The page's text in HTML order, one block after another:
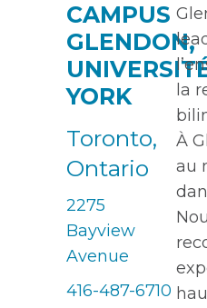
CAMPUS
GLENDON,
YORK
Toronto,
Ontario
2275
Bayview
Avenue
416-487-6710
la
À
au